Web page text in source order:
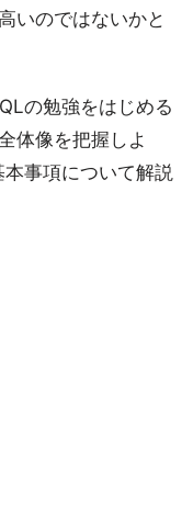
いのではないかと
の勉強をはじめる
体像を把握しよ
事項について解説